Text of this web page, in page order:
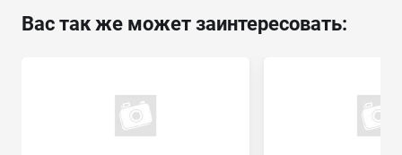
Вас так же может заинтересовать: